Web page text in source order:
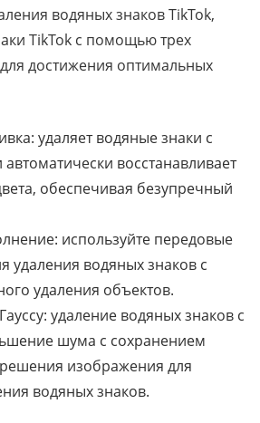
водяных знаков TikTok,
TikTok с помощью трех
достижения оптимальных
удаляет водяные знаки с
восстанавливает
обеспечивая безупречный
используйте передовые
удаления водяных знаков с
удаления объектов.
удаление водяных знаков с
шума с сохранением
изображения для
водяных знаков.